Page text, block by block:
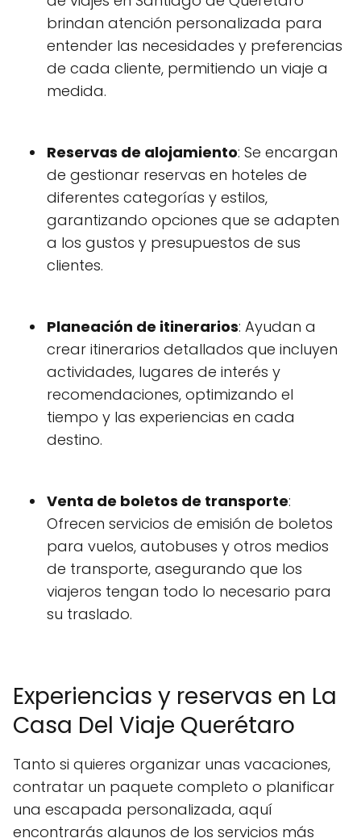
brindan atención personalizada para
entender las necesidades y preferencias
de cada cliente, permitiendo un viaje a
medida.
Reservas de alojamiento: Se encargan
de gestionar reservas en hoteles de
diferentes categorías y estilos,
garantizando opciones que se adapten
a los gustos y presupuestos de sus
clientes.
Planeación de itinerarios: Ayudan a
crear itinerarios detallados que incluyen
actividades, lugares de interés y
recomendaciones, optimizando el
tiempo y las experiencias en cada
destino.
Venta de boletos de transporte:
Ofrecen servicios de emisión de boletos
para vuelos, autobuses y otros medios
de transporte, asegurando que los
viajeros tengan todo lo necesario para
su traslado.
Experiencias y reservas en La
Casa Del Viaje Querétaro
Tanto si quieres organizar unas vacaciones,
contratar un paquete completo o planificar
una escapada personalizada, aquí
encontrarás algunos de los servicios más